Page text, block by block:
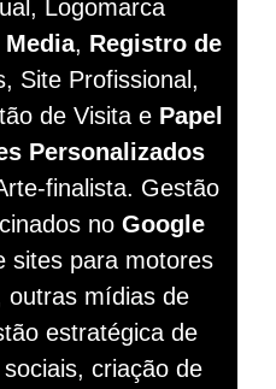
Logomarca
, Registro de
Site Profissional,
de Visita e Papel
Personalizados
finalista. Gestão
no Google
sites para motores
outras mídias de
estratégica de
criação de